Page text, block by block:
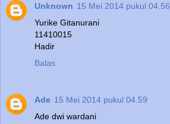
Unknown 15 Mei 2014 pukul 04.56
Yurike Gitanurani
11410015
Hadir
Balas
Ade 15 Mei 2014 pukul 04.59
Ade dwi wardani